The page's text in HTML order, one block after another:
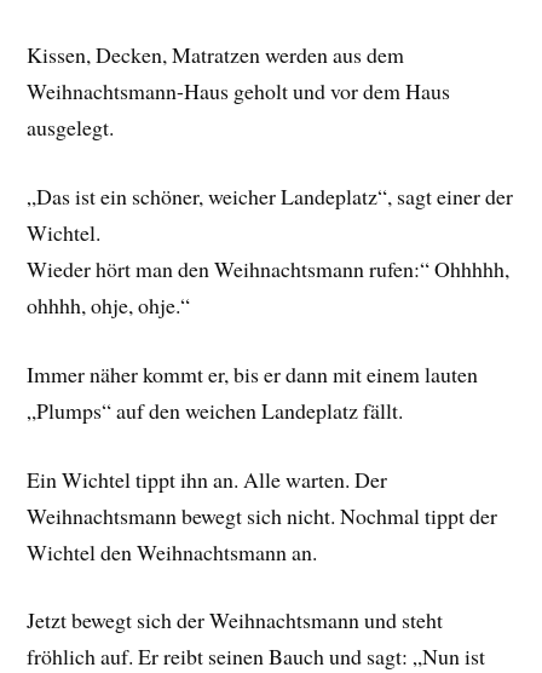
Kissen, Decken, Matratzen werden aus dem
Weihnachtsmann-Haus geholt und vor dem Haus
ausgelegt.
„Das ist ein schöner, weicher Landeplatz“, sagt einer der
Wichtel.
Wieder hört man den Weihnachtsmann rufen:“ Ohhhhh,
ohhhh, ohje, ohje.“
Immer näher kommt er, bis er dann mit einem lauten
„Plumps“ auf den weichen Landeplatz fällt.
Ein Wichtel tippt ihn an. Alle warten. Der
Weihnachtsmann bewegt sich nicht. Nochmal tippt der
Wichtel den Weihnachtsmann an.
Jetzt bewegt sich der Weihnachtsmann und steht
fröhlich auf. Er reibt seinen Bauch und sagt: „Nun ist